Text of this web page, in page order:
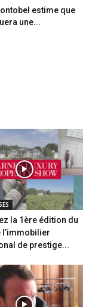
estime que
une...
la 1ère édition du
l’immobilier
de prestige...